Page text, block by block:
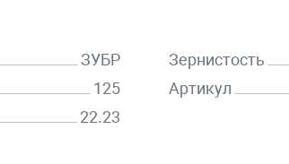
ЗУБР
125
22.23
Зернистость
Артикул